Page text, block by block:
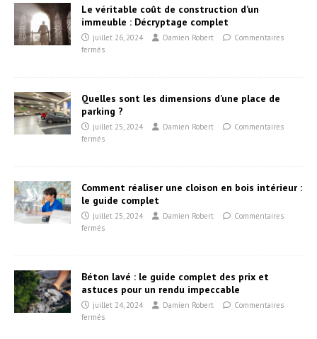
Le véritable coût de construction d’un
immeuble : Décryptage complet
juillet 26, 2024 Damien Robert
Commentaires
fermés
Quelles sont les dimensions d’une place de
parking ?
juillet 25, 2024 Damien Robert
Commentaires
fermés
Comment réaliser une cloison en bois intérieur :
le guide complet
juillet 25, 2024 Damien Robert
Commentaires
fermés
Béton lavé : le guide complet des prix et
astuces pour un rendu impeccable
juillet 24, 2024 Damien Robert
Commentaires
fermés